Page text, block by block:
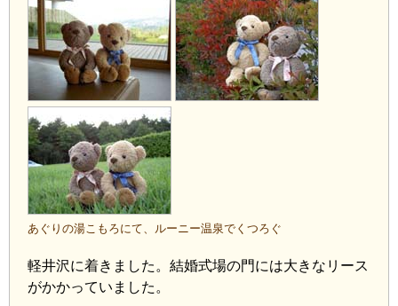
あぐりの湯こもろにて、ルーニー温泉でくつろぐ
軽井沢に着きました。結婚式場の門には大きなリース
がかかっていました。